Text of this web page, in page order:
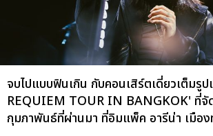
จบไปแบบฟินเกิน กับคอนเสิร์ตเดี่ยวเต็มรู
REQUIEM TOUR IN BANGKOK' ที่จั
กุมภาพันธ์ที่ผ่านมา ที่อิมแพ็ค อารีน่า เมือ